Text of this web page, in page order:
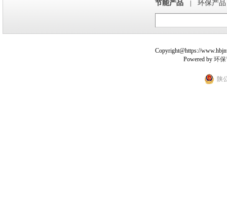
节能产品 环保产品
Copyright@https://
Powered by 环
陕